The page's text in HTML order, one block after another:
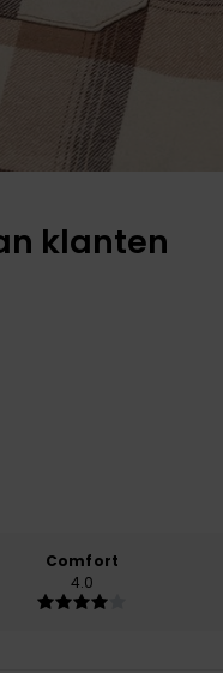
klanten
Comfort
4.0